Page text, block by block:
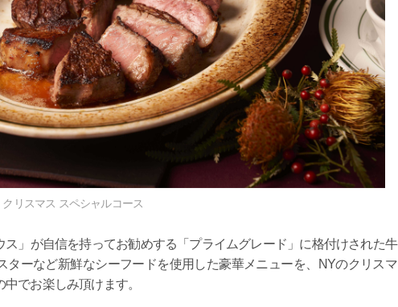
リスマス スペシャルコース
ス」が自信を持ってお勧めする「プライムグレード」に格付けされた牛
ターなど新鮮なシーフードを使用した豪華メニューを、NYのクリスマ
でお楽しみ頂けます。